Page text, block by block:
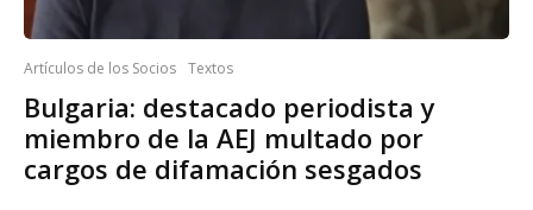
Artículos de los Socios Textos
Bulgaria: destacado periodista y
miembro de la AEJ multado por
cargos de difamación sesgados